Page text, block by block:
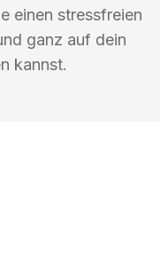
einen stressfreien
ganz auf dein
kannst.